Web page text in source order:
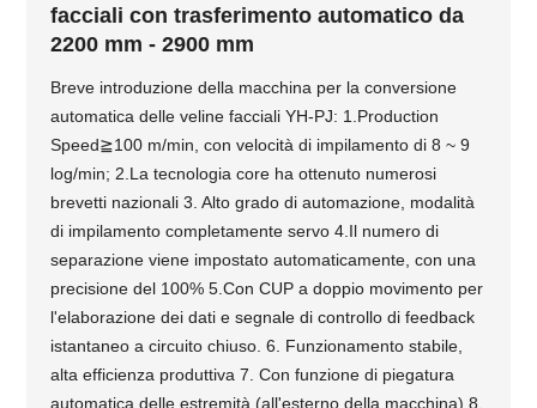
facciali con trasferimento automatico da
2200 mm - 2900 mm
Breve introduzione della macchina per la conversione
automatica delle veline facciali YH-PJ: 1.Production
Speed≧100 m/min, con velocità di impilamento di 8 ~ 9
log/min; 2.La tecnologia core ha ottenuto numerosi
brevetti nazionali 3. Alto grado di automazione, modalità
di impilamento completamente servo 4.Il numero di
separazione viene impostato automaticamente, con una
precisione del 100% 5.Con CUP a doppio movimento per
l'elaborazione dei dati e segnale di controllo di feedback
istantaneo a circuito chiuso. 6. Funzionamento stabile,
alta efficienza produttiva 7. Con funzione di piegatura
automatica delle estremità (all'esterno della macchina) 8.